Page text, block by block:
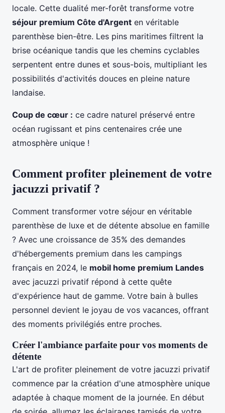
locale. Cette dualité mer-forêt transforme votre
séjour premium Côte d'Argent en véritable
parenthèse bien-être. Les pins maritimes filtrent la
brise océanique tandis que les chemins cyclables
serpentent entre dunes et sous-bois, multipliant les
possibilités d'activités douces en pleine nature
landaise.
Coup de cœur : ce cadre naturel préservé entre
océan rugissant et pins centenaires crée une
atmosphère unique !
Comment profiter pleinement de votre
jacuzzi privatif ?
Comment transformer votre séjour en véritable
parenthèse de luxe et de détente absolue en famille
? Avec une croissance de 35% des demandes
d'hébergements premium dans les campings
français en 2024, le mobil home premium Landes
avec jacuzzi privatif répond à cette quête
d'expérience haut de gamme. Votre bain à bulles
personnel devient le joyau de vos vacances, offrant
des moments privilégiés entre proches.
Créer l'ambiance parfaite pour vos moments de
détente
L'art de profiter pleinement de votre jacuzzi privatif
commence par la création d'une atmosphère unique
adaptée à chaque moment de la journée. En début